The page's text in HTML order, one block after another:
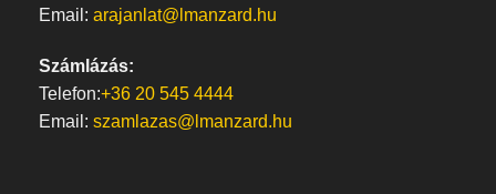
Email: arajanlat@lmanzard.hu
Számlázás:
Telefon:+36 20 545 4444
Email: szamlazas@lmanzard.hu